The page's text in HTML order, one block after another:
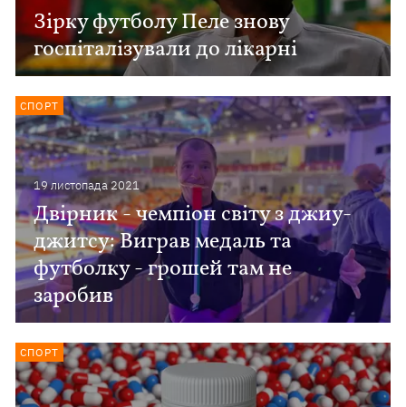
Зірку футболу Пеле знову
госпіталізували до лікарні
19 листопада 2021
Двірник - чемпіон світу з джиу-
джитсу: Виграв медаль та
футболку - грошей там не
заробив
СПОРТ
СПОРТ